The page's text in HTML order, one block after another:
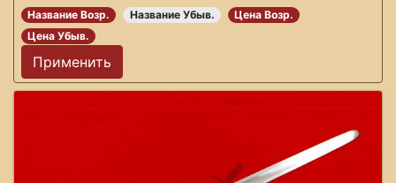
Название Возр. Название Убыв.
Цена Возр.
Цена Убыв.